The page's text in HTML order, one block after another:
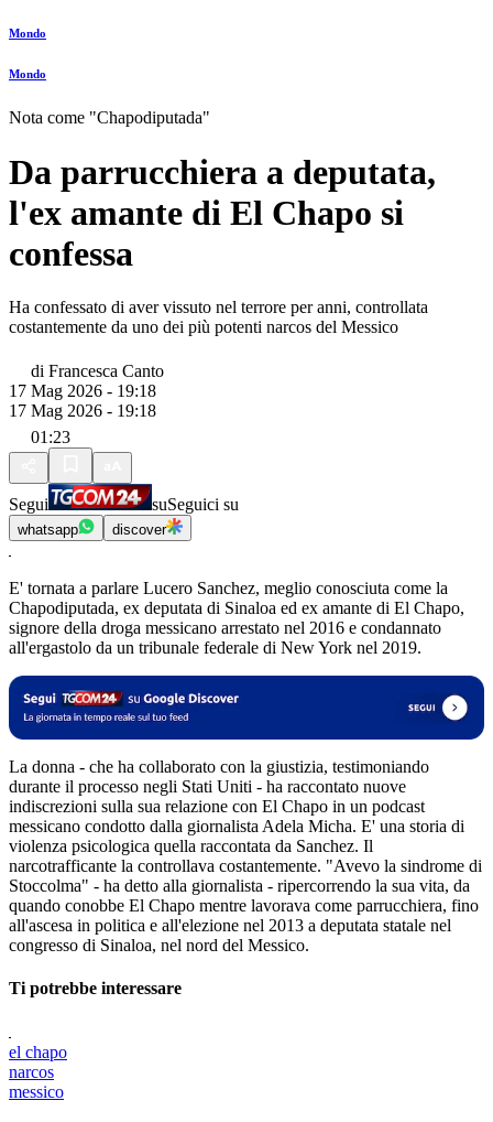
Mondo
Mondo
Nota come "Chapodiputada"
Da parrucchiera a deputata,
l'ex amante di El Chapo si
confessa
Ha confessato di aver vissuto nel terrore per anni, controllata
costantemente da uno dei più potenti narcos del Messico
di Francesca Canto
17 Mag 2026 - 19:18
17 Mag 2026 - 19:18
01:23
Segui suSeguici su
whatsapp discover
E' tornata a parlare Lucero Sanchez, meglio conosciuta come la
Chapodiputada, ex deputata di Sinaloa ed ex amante di El Chapo,
signore della droga messicano arrestato nel 2016 e condannato
all'ergastolo da un tribunale federale di New York nel 2019.
La donna - che ha collaborato con la giustizia, testimoniando
durante il processo negli Stati Uniti - ha raccontato nuove
indiscrezioni sulla sua relazione con El Chapo in un podcast
messicano condotto dalla giornalista Adela Micha. E' una storia di
violenza psicologica quella raccontata da Sanchez. Il
narcotrafficante la controllava costantemente. "Avevo la sindrome di
Stoccolma" - ha detto alla giornalista - ripercorrendo la sua vita, da
quando conobbe El Chapo mentre lavorava come parrucchiera, fino
all'ascesa in politica e all'elezione nel 2013 a deputata statale nel
congresso di Sinaloa, nel nord del Messico.
Ti potrebbe interessare
el chapo
narcos
messico